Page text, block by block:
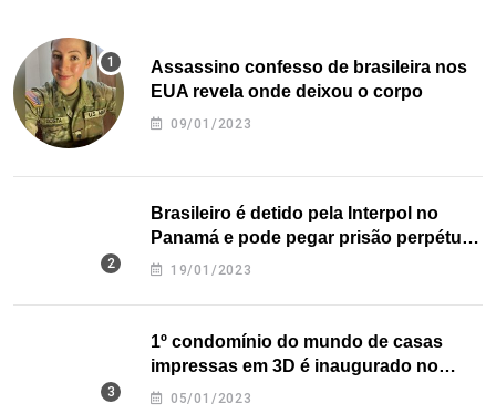
Assassino confesso de brasileira nos
EUA revela onde deixou o corpo
09/01/2023
Brasileiro é detido pela Interpol no
Panamá e pode pegar prisão perpétua
nos EUA
19/01/2023
1º condomínio do mundo de casas
impressas em 3D é inaugurado no
Texas
05/01/2023